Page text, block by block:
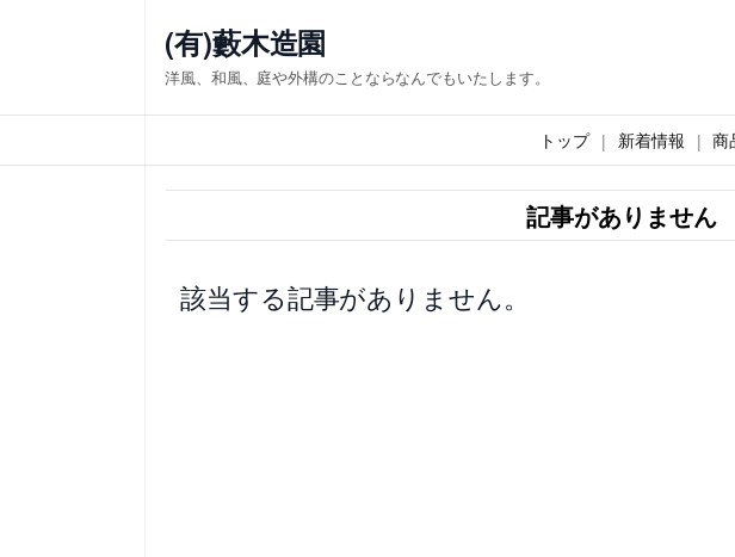
ス
キ
(有)藪木造園
洋風、和風、庭や外構のことならなんでもいたします。
トップ 新着情報 商
記事がありません
該当する記事がありません。